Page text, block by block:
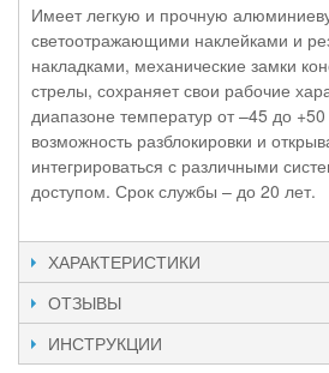
Имеет легкую и прочную
светоотражающими наклейками и
накладками, механические замки
стрелы, сохраняет свои рабочие
диапазоне температур от –45 до
возможность разблокировки и
интегрироваться с различными
доступом. Срок службы – до 20 лет.
ХАРАКТЕРИСТИКИ
ОТЗЫВЫ
ИНСТРУКЦИИ